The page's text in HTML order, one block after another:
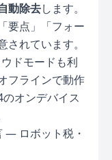
動除去します。
要点」「フォー
れています。
ドモードも利
フラインで動作
オンデバイス
— ロボット税・